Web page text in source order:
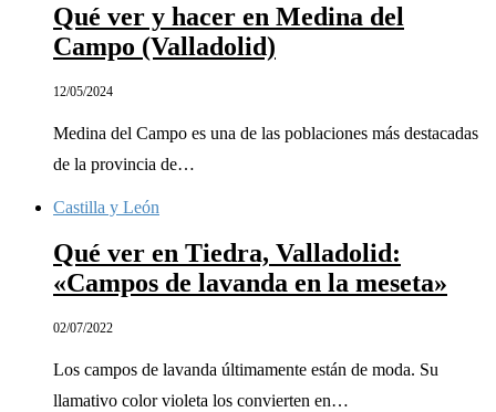
Qué ver y hacer en Medina del
Campo (Valladolid)
12/05/2024
Medina del Campo es una de las poblaciones más destacadas
de la provincia de…
Castilla y León
Qué ver en Tiedra, Valladolid:
«Campos de lavanda en la meseta»
02/07/2022
Los campos de lavanda últimamente están de moda. Su
llamativo color violeta los convierten en…